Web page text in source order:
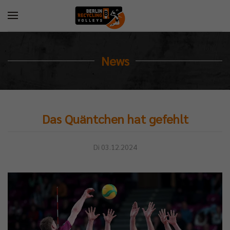
News
Das Quäntchen hat gefehlt
Di 03.12.2024